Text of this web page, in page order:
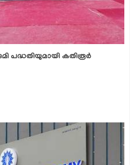
പദ്ധതിയുമായി കതിരൂർ